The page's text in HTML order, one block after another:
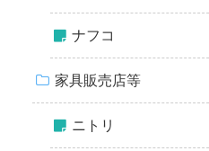
ナフコ
家具販売店等
ニトリ